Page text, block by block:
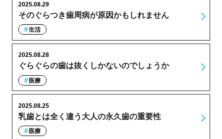
そのぐらつき歯周病が原因かもしれません
2025.08.29
生活
ぐらぐらの歯は抜くしかないのでしょうか
2025.08.28
医療
乳歯とは全く違う大人の永久歯の重要性
2025.08.25
医療